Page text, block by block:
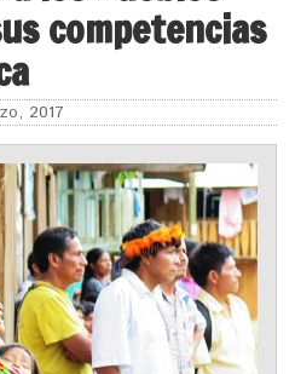
competencias
2017